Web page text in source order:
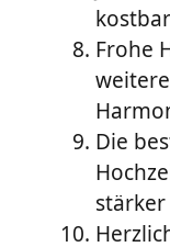
Frohe
Die
stärker